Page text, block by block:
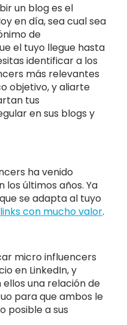
un blog es el
en día, sea cual sea
de
el tuyo llegue hasta
identificar a los
más relevantes
objetivo, y aliarte
tus
en sus blogs y
ha venido
últimos años. Ya
se adapta al tuyo
con mucho valor.
micro influencers
en LinkedIn, y
una relación de
para que ambos le
posible a sus